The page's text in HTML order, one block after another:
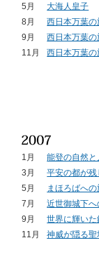
5月
大海人皇子
8月
西日本万葉
9月
西日本万葉
11月
西日本万葉
1月
能登の自然
3月
平安の都が
5月
まほろばへ
7月
近世御城下
9月
世界に輝い
11月
神威が隠る